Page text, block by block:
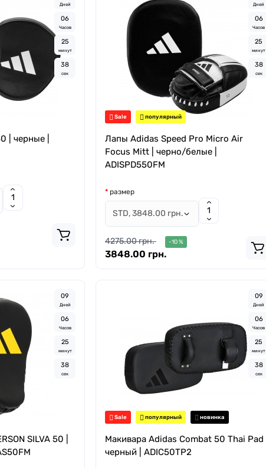
Дней
06
Часов
25
минут
37
сек
| черные |
Sale популярный
Дней
06
Часов
25
минут
37
сек
Лапы Adidas Speed Pro Micro Air
Focus Mitt | черно/белые |
ADISPD550FM
размер
4275.00 грн. -10 %
3848.00 грн.
09
Дней
06
Часов
25
минут
37
сек
SILVA 50 |
Sale популярный новинка
09
Дней
06
Часов
25
минут
37
сек
Макивара Adidas Combat 50 Thai Pad |
черный | ADIC50TP2